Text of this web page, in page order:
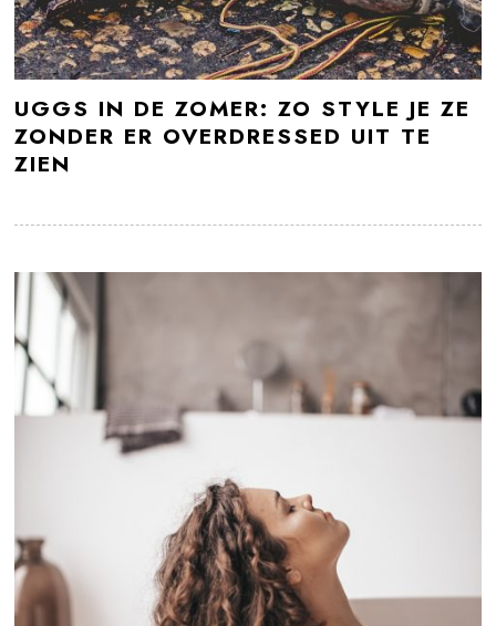
UGGS IN DE ZOMER: ZO STYLE JE ZE
ZONDER ER OVERDRESSED UIT TE
ZIEN